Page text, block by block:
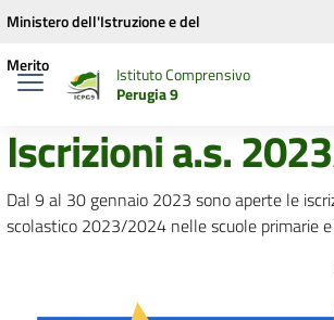
Vai ai contenuti
Vai al menu di navigazione
Vai al footer
Ministero dell'Istruzione e del
Merito
Istituto Comprensivo
Perugia 9
Iscrizioni a.s.
Dal 9 al 30 gennaio 2023 sono aperte le
scolastico 2023/2024 nelle scuole primarie